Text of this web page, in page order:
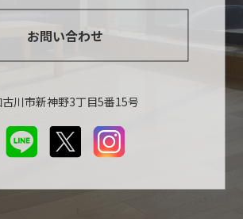
お問い合わせ
古川市新神野3丁目5番15号